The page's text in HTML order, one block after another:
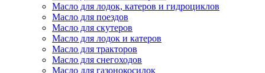
Масло для лодок, катеров и гидроциклов
Масло для поездов
Масло для скутеров
Масло для лодок и катеров
Масло для тракторов
Масло для снегоходов
Масло для газонокосилок